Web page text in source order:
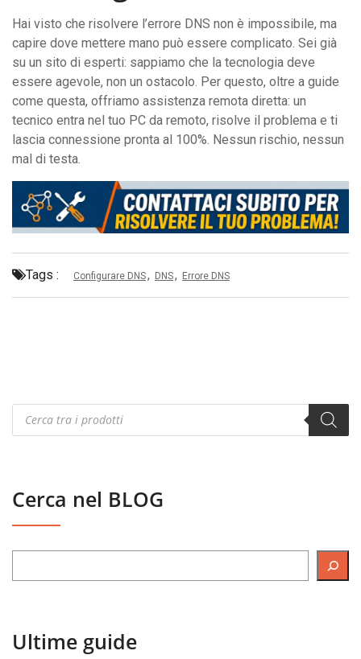
Hai visto che risolvere l’errore DNS non è impossibile, ma
capire dove mettere mano può essere complicato. Sei già
su un sito di esperti: sappiamo che la tecnologia deve
essere agevole, non un ostacolo. Per questo, oltre a guide
come questa, offriamo assistenza remota diretta: un
tecnico entra nel tuo PC da remoto, risolve il problema e ti
lascia connessione pronta al 100%. Nessun rischio, nessun
mal di testa.
Tags : Configurare DNS, DNS, Errore DNS
Products
search
Cerca nel BLOG
Ultime guide